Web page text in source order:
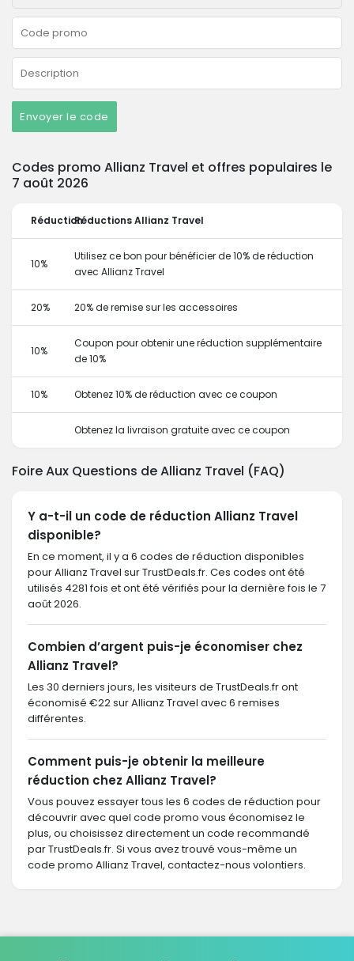
Envoyer le code
Codes promo Allianz Travel et offres populaires le
7 août 2026
RéductionRéductions Allianz Travel
10%
Utilisez ce bon pour bénéficier de 10% de réduction
avec Allianz Travel
20% 20% de remise sur les accessoires
10%
Coupon pour obtenir une réduction supplémentaire
de 10%
10% Obtenez 10% de réduction avec ce coupon
Obtenez la livraison gratuite avec ce coupon
Foire Aux Questions de Allianz Travel (FAQ)
Y a-t-il un code de réduction Allianz Travel
disponible?
En ce moment, il y a 6 codes de réduction disponibles
pour Allianz Travel sur TrustDeals.fr. Ces codes ont été
utilisés 4281 fois et ont été vérifiés pour la dernière fois le 7
août 2026.
Combien d’argent puis-je économiser chez
Allianz Travel?
Les 30 derniers jours, les visiteurs de TrustDeals.fr ont
économisé €22 sur Allianz Travel avec 6 remises
différentes.
Comment puis-je obtenir la meilleure
réduction chez Allianz Travel?
Vous pouvez essayer tous les 6 codes de réduction pour
découvrir avec quel code promo vous économisez le
plus, ou choisissez directement un code recommandé
par TrustDeals.fr. Si vous avez trouvé vous-même un
code promo Allianz Travel, contactez-nous volontiers.